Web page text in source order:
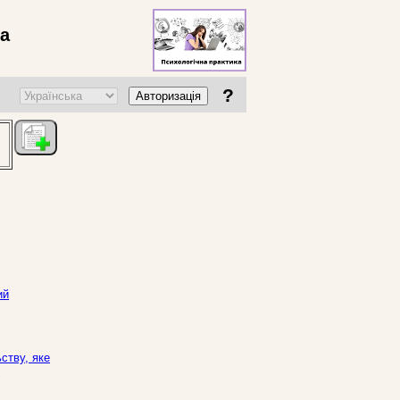
Авторизація ?
яке